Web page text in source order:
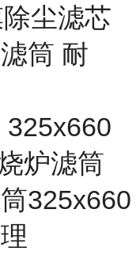
尘滤芯
筒 耐
325x660
炉滤筒
325x660